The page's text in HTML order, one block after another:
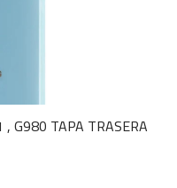
G980 TAPA TRASERA